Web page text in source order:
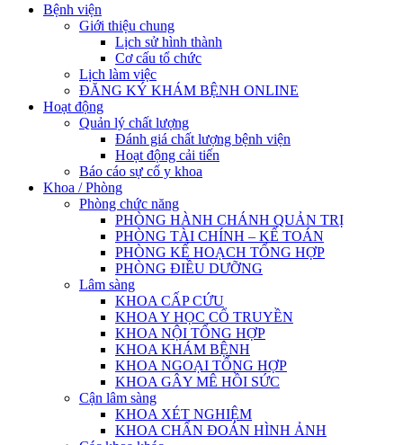
Bệnh viện
Giới thiệu chung
Lịch sử hình thành
Cơ cấu tổ chức
Lịch làm việc
ĐĂNG KÝ KHÁM BỆNH ONLINE
Hoạt động
Quản lý chất lượng
Đánh giá chất lượng bệnh viện
Hoạt động cải tiến
Báo cáo sự cố y khoa
Khoa / Phòng
Phòng chức năng
PHÒNG HÀNH CHÁNH QUẢN TRỊ
PHÒNG TÀI CHÍNH – KẾ TOÁN
PHÒNG KẾ HOẠCH TỔNG HỢP
PHÒNG ĐIỀU DƯỠNG
Lâm sàng
KHOA CẤP CỨU
KHOA Y HỌC CỔ TRUYỀN
KHOA NỘI TỔNG HỢP
KHOA KHÁM BỆNH
KHOA NGOẠI TỔNG HỢP
KHOA GÂY MÊ HỒI SỨC
Cận lâm sàng
KHOA XÉT NGHIỆM
KHOA CHẨN ĐOÁN HÌNH ẢNH